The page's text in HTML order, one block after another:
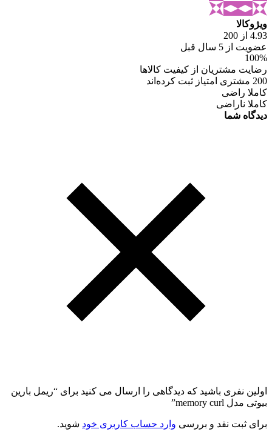
ویژوکالا
4.93 از 200
عضویت از 5 سال قبل
100%
رضایت مشتریان از کیفیت کالاها
200 مشتری امتیاز ثبت کرده‌اند
کاملا راضی
کاملا ناراضی
دیدگاه شما
اولین نفری باشید که دیدگاهی را ارسال می کنید برای “ریمل بارین
بیوتی مدل memory curl”
برای ثبت نقد و بررسی وارد حساب کاربری خود شوید.